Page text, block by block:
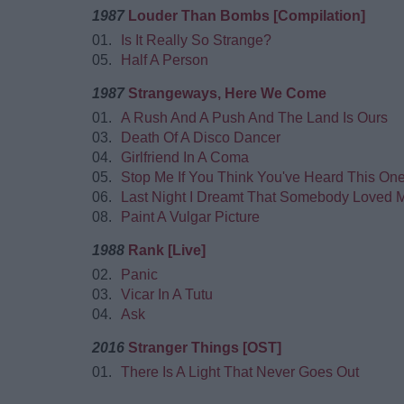
1987 Louder Than Bombs [Compilation]
01.
Is It Really So Strange?
05.
Half A Person
1987 Strangeways, Here We Come
01.
A Rush And A Push And The Land Is Ours
03.
Death Of A Disco Dancer
04.
Girlfriend In A Coma
05.
Stop Me If You Think You've Heard This
06.
Last Night I Dreamt That Somebody Loved
08.
Paint A Vulgar Picture
1988 Rank [Live]
02.
Panic
03.
Vicar In A Tutu
04.
Ask
2016 Stranger Things [OST]
01.
There Is A Light That Never Goes Out